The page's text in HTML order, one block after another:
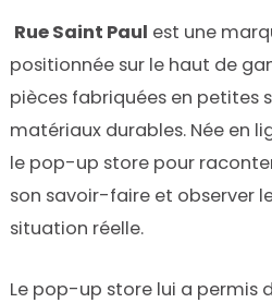
Rue Saint Paul est une
positionnée sur le haut de
pièces fabriquées en petites
matériaux durables. Née en
le pop-up store pour
son savoir-faire et observer
situation réelle.
Le pop-up store lui a permis